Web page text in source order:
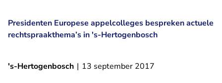
Presidenten Europese appelcolleges bespreken actuele
rechtspraakthema’s in 's-Hertogenbosch
's-Hertogenbosch | 13 september 2017